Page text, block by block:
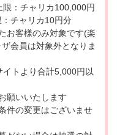
：チャリカ100,000円
チャリカ10円分
お客様のみ対象です(楽
会員は対象外となりま
トより合計5,000円以
願いいたします
件の変更はございませ